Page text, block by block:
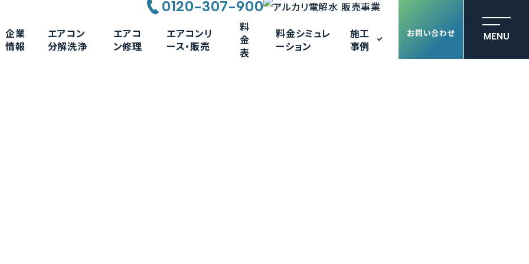
0120-307-900
企業
情報
エアコン
分解洗浄
エアコ
ン修理
エアコンリ
ース・販売
料
金
表
料金シミュレ
ーション
施工
事例
お問い合わせ MENU